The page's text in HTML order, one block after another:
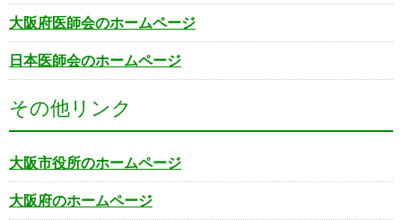
大阪府医師会のホームページ
日本医師会のホームページ
その他リンク
大阪市役所のホームページ
大阪府のホームページ